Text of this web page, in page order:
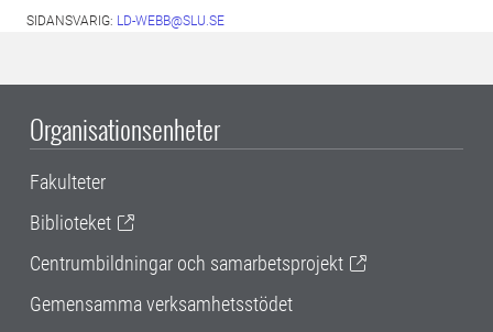
SIDANSVARIG: LD-WEBB@SLU.SE
Organisationsenheter
Fakulteter
Biblioteket
Centrumbildningar och samarbetsprojekt
Gemensamma verksamhetsstödet